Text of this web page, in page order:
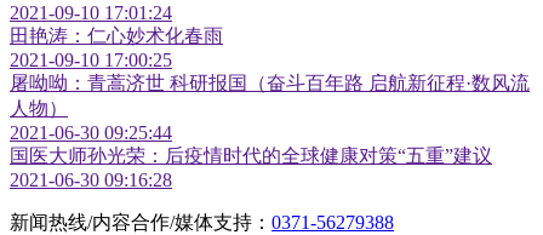
2021-09-10 17:01:24
田艳涛：仁心妙术化春雨
2021-09-10 17:00:25
屠呦呦：青蒿济世 科研报国（奋斗百年路 启航新征程·数风流
人物）
2021-06-30 09:25:44
国医大师孙光荣：后疫情时代的全球健康对策“五重”建议
2021-06-30 09:16:28
新闻热线/内容合作/媒体支持： 0371-56279388